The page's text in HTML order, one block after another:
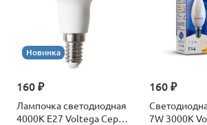
Новинка
160 ₽
Лампочка светодиодная
4000К Е27 Voltega Серия
160 ₽
7W 3000K